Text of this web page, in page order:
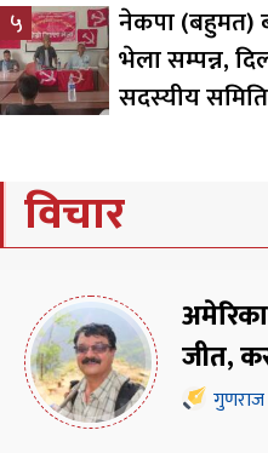
५
नेकपा (बहुमत)
भेला सम्पन्न,
सदस्यीय
विचार
जीत,
गुणराज